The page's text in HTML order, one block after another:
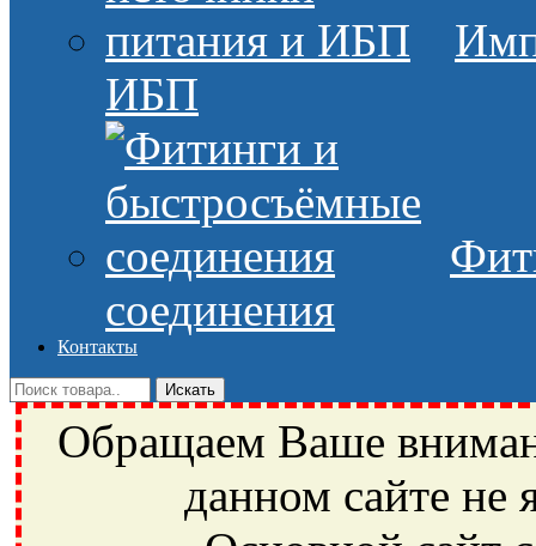
ИБП
соединения
Контакты
Обращаем Ваше
данном сайте не